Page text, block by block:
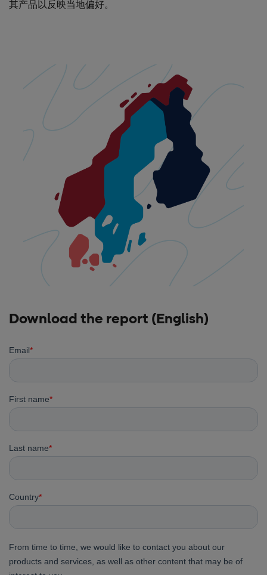
其产品以反映当地偏好。
Download the report (English)